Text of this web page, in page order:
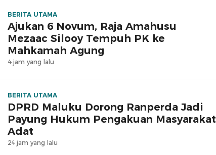
BERITA UTAMA
Ajukan 6 Novum, Raja Amahusu
Mezaac Silooy Tempuh PK ke
Mahkamah Agung
4 jam yang lalu
BERITA UTAMA
DPRD Maluku Dorong Ranperda Jadi
Payung Hukum Pengakuan Masyarakat
Adat
24 jam yang lalu